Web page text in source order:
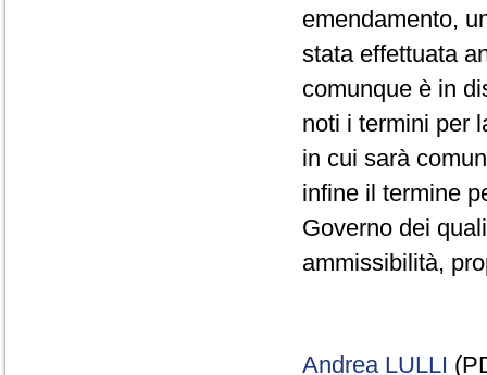
emendamento,
stata effettuata
comunque è in
noti i termini per
in cui sarà
infine il termine
Governo dei
ammissibilità,
Andrea LULLI